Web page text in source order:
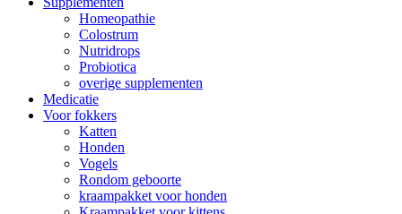
Homeopathie
Colostrum
Nutridrops
Probiotica
overige supplementen
Medicatie
Voor fokkers
Katten
Honden
Vogels
Rondom geboorte
kraampakket voor honden